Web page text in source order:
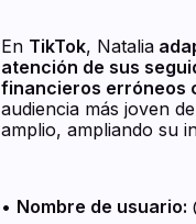
En TikTok, Natalia
atención de sus
financieros erróneos
audiencia más joven
amplio, ampliando su
• Nombre de usuario: